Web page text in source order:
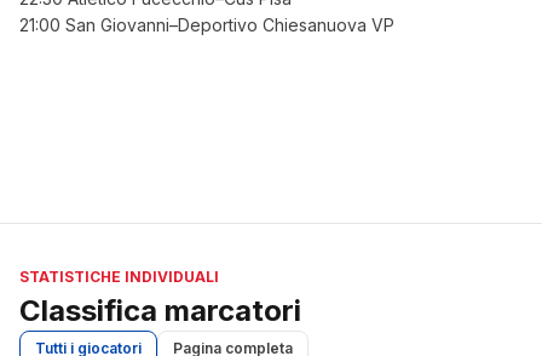
21:00 San Giovanni–Deportivo Chiesanuova VP
STATISTICHE INDIVIDUALI
Classifica marcatori
Tutti i giocatori Pagina completa